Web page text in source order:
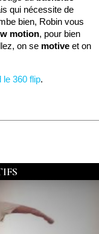
qui nécessite de
bien, Robin vous
motion, pour bien
on se motive et on
le 360 flip.